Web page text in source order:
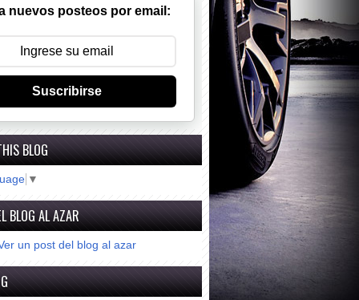
nuevos posteos por email:
Suscribirse
BLOG
▼
BLOG AL AZAR
un post del blog al azar